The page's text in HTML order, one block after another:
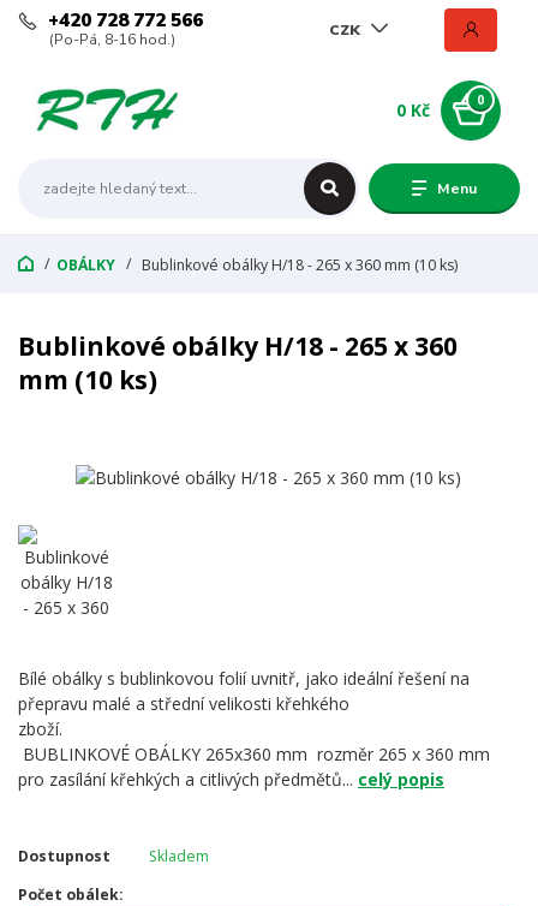
Menu
CZK
+420 728 772 566
(Po-Pá, 8-16 hod.)
0
0 Kč
OBÁLKY Bublinkové obálky H/18 - 265 x 360 mm (10 ks)
Bublinkové obálky H/18 - 265 x 360
mm (10 ks)
Bílé obálky s bublinkovou folií uvnitř, jako ideální řešení na
přepravu malé a střední velikosti křehkého
zboží.
BUBLINKOVÉ OBÁLKY 265x360 mm rozměr 265 x 360 mm
pro zasílání křehkých a citlivých předmětů... celý popis
Dostupnost
Skladem
Počet obálek: